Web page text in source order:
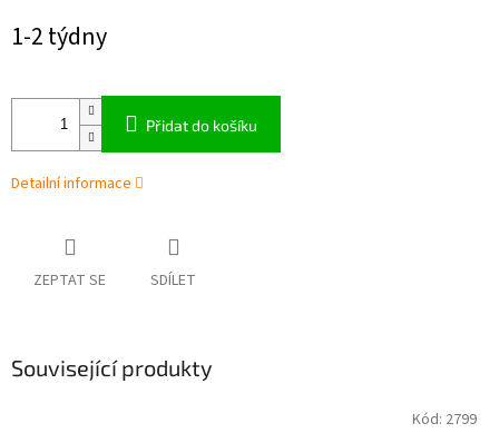
cena:
1-2 týdny
Přidat do košíku
Detailní informace
ZEPTAT SE SDÍLET
Související produkty
Kód: 2799